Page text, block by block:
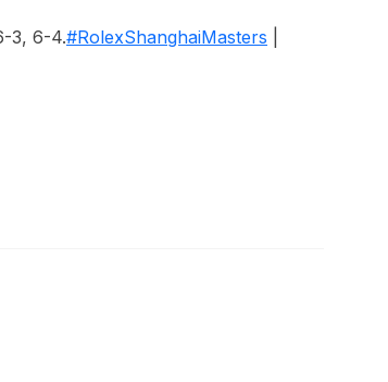
3, 6-4.#RolexShanghaiMasters